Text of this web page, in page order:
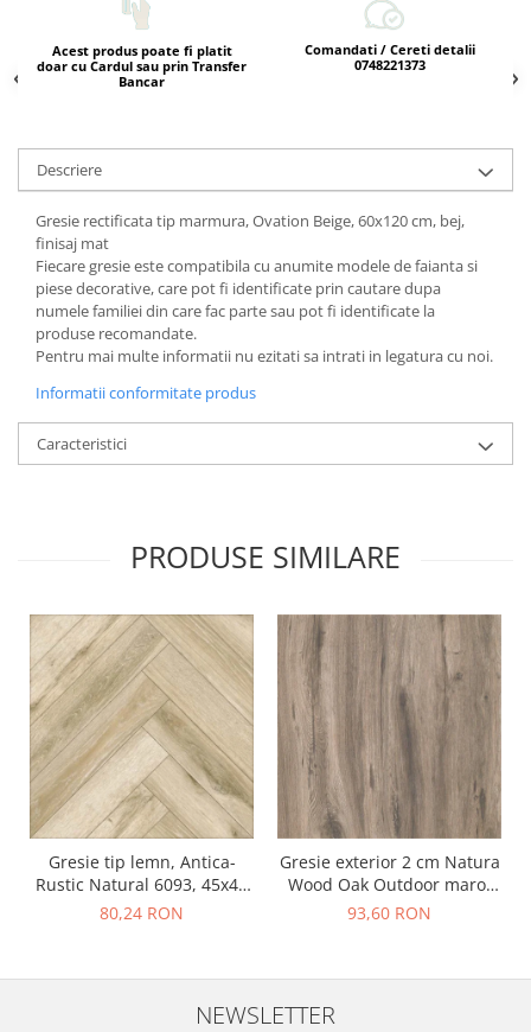
Acest produs poate fi platit
doar cu Cardul sau prin Transfer
Bancar
Comandati / Cereti detalii
0748221373
Descriere
Gresie rectificata tip marmura, Ovation Beige, 60x120 cm, bej,
finisaj mat
Fiecare gresie este compatibila cu anumite modele de faianta si
piese decorative, care pot fi identificate prin cautare dupa
numele familiei din care fac parte sau pot fi identificate la
produse recomandate.
Pentru mai multe informatii nu ezitati sa intrati in legatura cu noi.
Informatii conformitate produs
Caracteristici
PRODUSE SIMILARE
Gresie tip lemn, Antica-
Rustic Natural 6093, 45x45
cm, portelanata, bej, finisaj
80,24 RON
Gresie exterior 2 cm Natura
Wood Oak Outdoor maro,
0.73mp/cut
93,60 RON
NEWSLETTER